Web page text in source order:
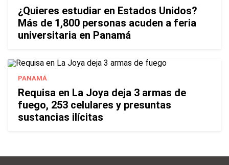
¿Quieres estudiar en Estados Unidos?
Más de 1,800 personas acuden a feria
universitaria en Panamá
PANAMÁ
Requisa en La Joya deja 3 armas de
fuego, 253 celulares y presuntas
sustancias ilícitas